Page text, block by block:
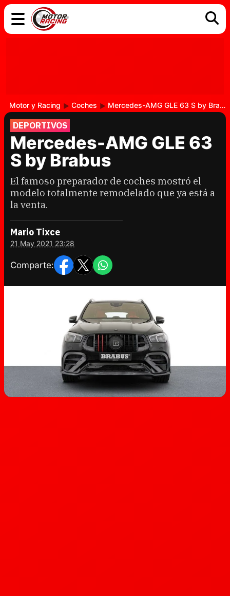
Motor y Racing Coches Mercedes-AMG GLE 63 S by Brabus
DEPORTIVOS
Mercedes-AMG GLE 63
S by Brabus
El famoso preparador de coches mostró el
modelo totalmente remodelado que ya está a
la venta.
Mario Tixce
21 May 2021 23:28
Comparte: